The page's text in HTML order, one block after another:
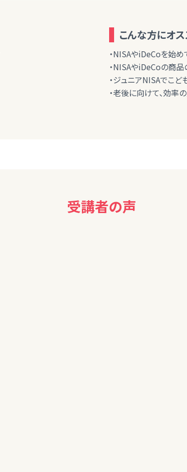
こんな方にオ
・NISAやiDeCoを始
・NISAやiDeCoの商
・ジュニアNISAでこ
・老後に向けて、効
受講者の声